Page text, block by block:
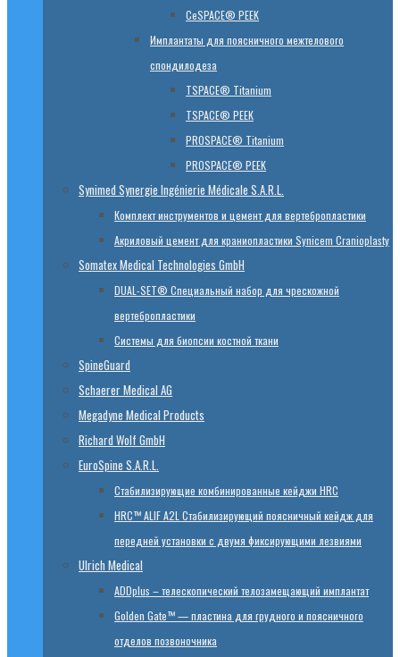
CeSPACE® PEEK
Имплантаты для поясничного межтелового
спондилодеза
TSPACE® Titanium
TSPACE® PEEK
PROSPACE® Titanium
PROSPACE® PEEK
Synimed Synergie Ingénierie Médicale S.A.R.L.
Комплект инструментов и цемент для вертебропластики
Акриловый цемент для краниопластики Synicem Cranioplasty
Somatex Medical Technologies GmbH
DUAL-SET® Специальный набор для чрескожной
вертебропластики
Системы для биопсии костной ткани
SpineGuard
Schaerer Medical AG
Megadyne Medical Products
Richard Wolf GmbH
EuroSpine S.A.R.L.
Стабилизирующие комбинированные кейджи HRC
HRC™ ALIF A2L Стабилизирующий поясничный кейдж для
передней установки с двумя фиксирующими лезвиями
Ulrich Medical
ADDplus – телескопический телозамещающий имплантат
Golden Gate™ — пластина для грудного и поясничного
отделов позвоночника